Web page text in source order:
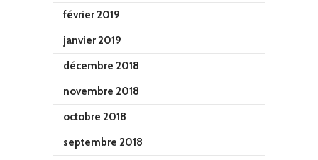
février 2019
janvier 2019
décembre 2018
novembre 2018
octobre 2018
septembre 2018